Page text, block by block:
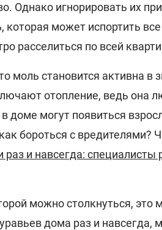
Однако игнорировать их
которая может испортить
расселиться по всей
моль становится активна в
отопление, ведь она
доме могут появиться
бороться с вредителями?
раз и навсегда: специалисты
можно столкнуться, это
дома раз и навсегда,